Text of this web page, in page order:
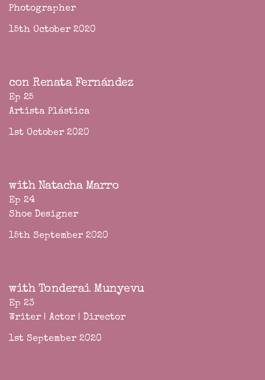
Photographer
15th October 2020
con Renata Fernández
Ep 25
Artista Plástica
1st October 2020
with Natacha Marro
Ep 24
Shoe Designer
15th September 2020
with Tonderai Munyevu
Ep 23
Writer | Actor | Director
1st September 2020